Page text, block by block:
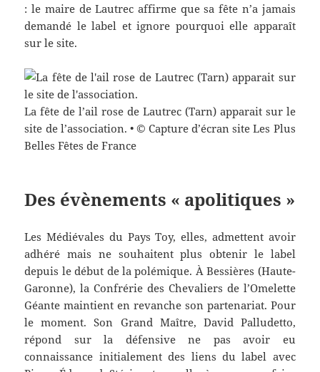
: le maire de Lautrec affirme que sa fête n’a jamais
demandé le label et ignore pourquoi elle apparaît
sur le site.
La fête de l’ail rose de Lautrec (Tarn) apparait sur le
site de l’association. • © Capture d’écran site Les Plus
Belles Fêtes de France
Des évènements « apolitiques »
Les Médiévales du Pays Toy, elles, admettent avoir
adhéré mais ne souhaitent plus obtenir le label
depuis le début de la polémique. À Bessières (Haute-
Garonne), la Confrérie des Chevaliers de l’Omelette
Géante maintient en revanche son partenariat. Pour
le moment. Son Grand Maître, David Palludetto,
répond sur la défensive ne pas avoir eu
connaissance initialement des liens du label avec